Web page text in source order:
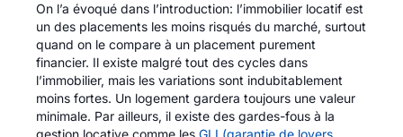
On l’a évoqué dans l’introduction: l’immobilier locatif est
un des placements les moins risqués du marché, surtout
quand on le compare à un placement purement
financier. Il existe malgré tout des cycles dans
l’immobilier, mais les variations sont indubitablement
moins fortes. Un logement gardera toujours une valeur
minimale. Par ailleurs, il existe des gardes-fous à la